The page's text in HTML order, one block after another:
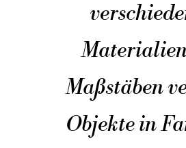
Maßstäben
Objekte in